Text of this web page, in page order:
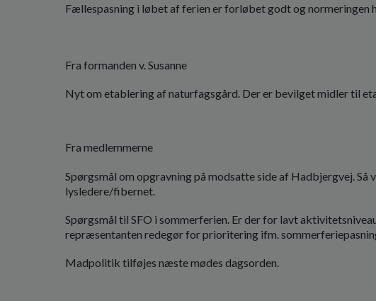
Fællespasning i løbet af ferien er forløbet godt og normeringen
Fra formanden v. Susanne
Nyt om etablering af naturfagsgård. Der er bevilget midler til
Fra medlemmerne
Spørgsmål om opgravning på modsatte side af Hadbjergvej.
lysledere/fibernet.
Spørgsmål til SFO i sommerferien. Er der for lavt
repræsentanten redegør for prioritering ifm.
Madpolitik tilføjes næste mødes dagsorden.